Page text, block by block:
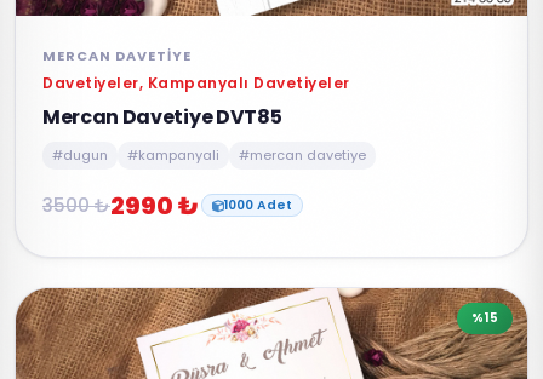
MERCAN DAVETIYE
Davetiyeler, Kampanyalı Davetiyeler
Mercan Davetiye DVT85
#dugun #kampanyali #mercan davetiye
3500 ₺2990 ₺ 1000 Adet
%15